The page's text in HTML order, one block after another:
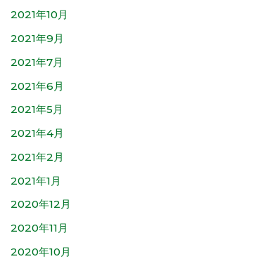
2021年10月
2021年9月
2021年7月
2021年6月
2021年5月
2021年4月
2021年2月
2021年1月
2020年12月
2020年11月
2020年10月